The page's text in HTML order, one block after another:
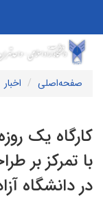
صفحه‌اصلی
اخبار
یک
تمرکز بر
دانشگاه